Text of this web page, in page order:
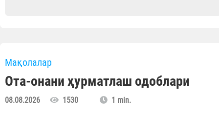
Мақолалар
Ота-онани ҳурматлаш одоблари
08.08.2026 1530 1 min.